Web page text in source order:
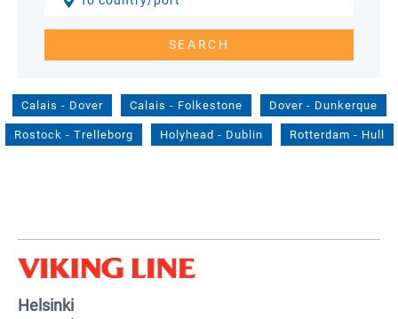
Calais - Dover Calais - Folkestone Dover- Dunkerque
Rostock - Trelleborg Holyhead - Dublin Rotterdam - Hull
Helsinki